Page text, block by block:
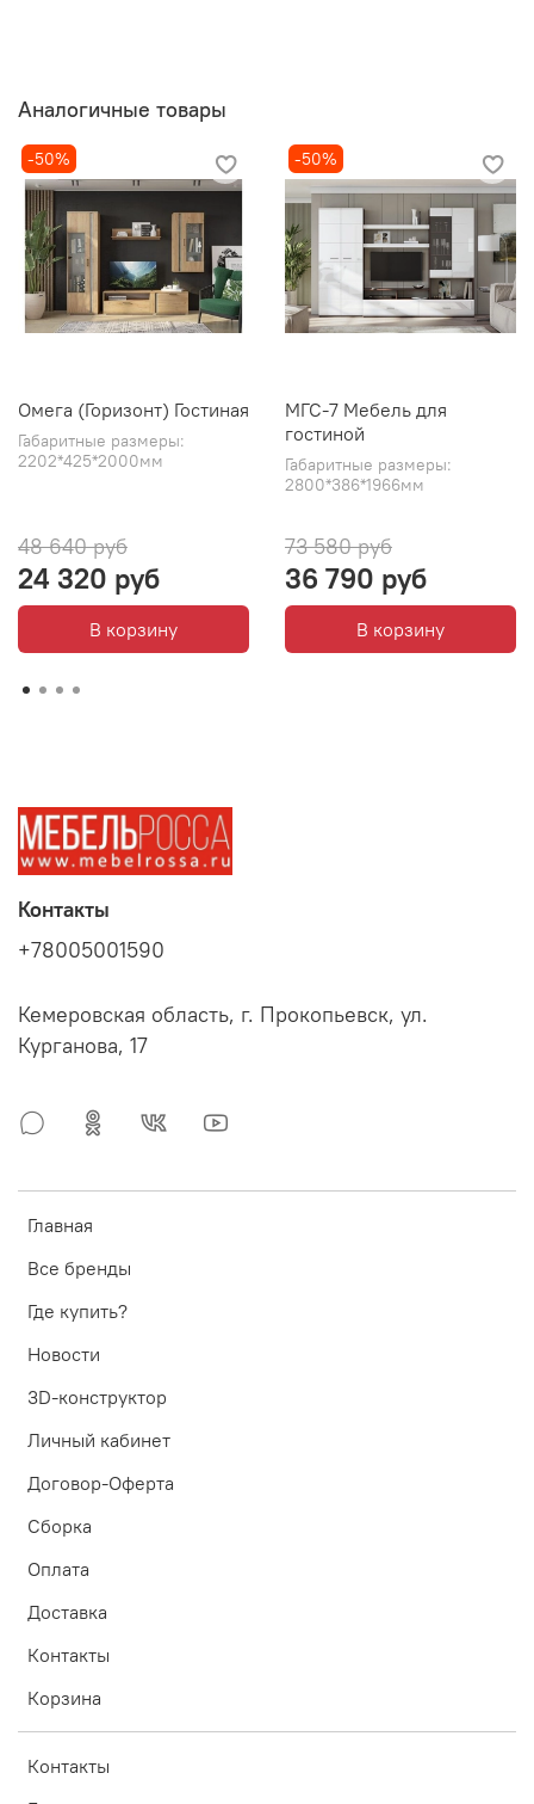
Аналогичные товары
-50%
Омега (Горизонт) Гостиная
Габаритные размеры:
2202*425*2000мм
48 640 руб
24 320 руб
В корзину
-50%
МГС-7 Мебель для
гостиной
Габаритные размеры:
2800*386*1966мм
73 580 руб
36 790 руб
В корзину
Главная
Все бренды
Где купить?
Новости
3D-конструктор
Личный кабинет
Договор-Оферта
Сборка
Оплата
Доставка
Контакты
Корзина
Контакты
Контакты
+78005001590
Кемеровская область, г. Прокопьевск, ул.
Курганова, 17